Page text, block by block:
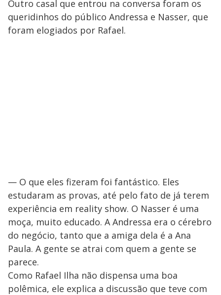
Outro casal que entrou na conversa foram os
queridinhos do público Andressa e Nasser, que
foram elogiados por Rafael.
— O que eles fizeram foi fantástico. Eles
estudaram as provas, até pelo fato de já terem
experiência em reality show. O Nasser é uma
moça, muito educado. A Andressa era o cérebro
do negócio, tanto que a amiga dela é a Ana
Paula. A gente se atrai com quem a gente se
parece.
Como Rafael Ilha não dispensa uma boa
polêmica, ele explica a discussão que teve com